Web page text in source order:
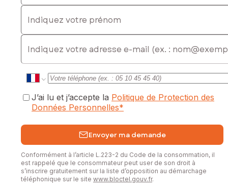
Indiquez votre prénom
E-mail
J’ai lu et j’accepte la Politique de Protection des
Données Personnelles*
Envoyer ma demande
Conformément à l’article L.223-2 du Code de la consommation, il
est rappelé que le consommateur peut user de son droit à
s’inscrire gratuitement sur la liste d’opposition au démarchage
téléphonique sur le site www.bloctel.gouv.fr.